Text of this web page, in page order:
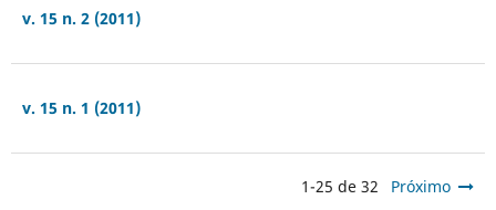
v. 15 n. 2 (2011)
v. 15 n. 1 (2011)
1-25 de 32 Próximo